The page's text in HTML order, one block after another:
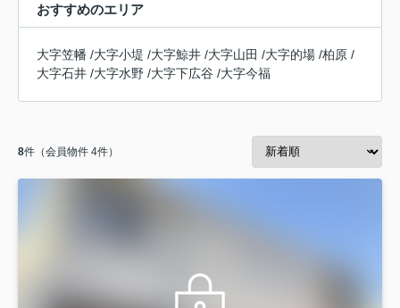
おすすめのエリア
大字笠幡 /大字小堤 /大字鯨井 /大字山田 /大字的場 /柏原 /
大字石井 /大字水野 /大字下広谷 /大字今福
8件（会員物件 4件）